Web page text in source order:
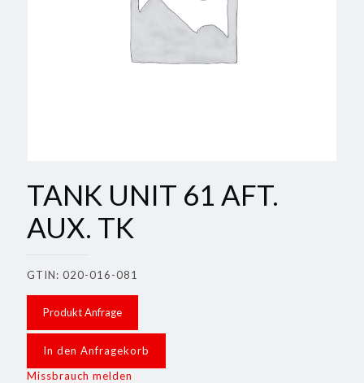
TANK UNIT 61 AFT.
AUX. TK
GTIN: 020-016-081
Produkt Anfrage
In den Anfragekorb
Missbrauch melden